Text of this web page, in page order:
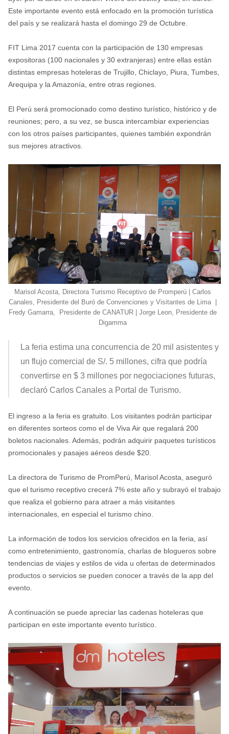
Este importante evento está enfocado en la promoción turística
del país y se realizará hasta el domingo 29 de Octubre.
FIT Lima 2017 cuenta con la participación de 130 empresas
expositoras (100 nacionales y 30 extranjeras) entre ellas están
distintas empresas hoteleras de Trujillo, Chiclayo, Piura, Tumbes,
Arequipa y la Amazonía, entre otras regiones.
El Perú será promocionado como destino turístico, histórico y de
reuniones; pero, a su vez, se busca intercambiar experiencias
con los otros países participantes, quienes también expondrán
sus mejores atractivos.
Marisol Acosta, Directora Turismo Receptivo de Promperú | Carlos
Canales, Presidente del Buró de Convenciones y Visitantes de Lima |
Fredy Gamarra, Presidente de CANATUR | Jorge Leon, Presidente de
Digamma
La feria estima una concurrencia de 20 mil asistentes y
un flujo comercial de S/. 5 millones, cifra que podría
convertirse en $ 3 millones por negociaciones futuras,
declaró Carlos Canales a Portal de Turismo.
El ingreso a la feria es gratuito. Los visitantes podrán participar
en diferentes sorteos como el de Viva Air que regalará 200
boletos nacionales. Además, podrán adquirir paquetes turísticos
promocionales y pasajes aéreos desde $20.
La directora de Turismo de PromPerú, Marisol Acosta, aseguró
que el turismo receptivo crecerá 7% este año y subrayó el trabajo
que realiza el gobierno para atraer a más visitantes
internacionales, en especial el turismo chino.
La información de todos los servicios ofrecidos en la feria, así
como entretenimiento, gastronomía, charlas de blogueros sobre
tendencias de viajes y estilos de vida u ofertas de determinados
productos o servicios se pueden conocer a través de la app del
evento.
A continuación se puede apreciar las cadenas hoteleras que
participan en este importante evento turístico.